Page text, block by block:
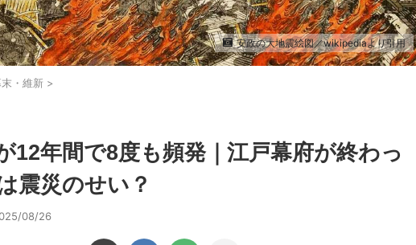
安政の大地震絵図／wikipediaより引用
・維新 >
12年間で8度も頻発｜江戸幕府が終わっ
震災のせい？
08/26